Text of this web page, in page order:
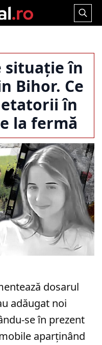
Search
situație în
Bihor. Ce
în
la fermă
dosarul
adăugat noi
se în prezent
aparținând